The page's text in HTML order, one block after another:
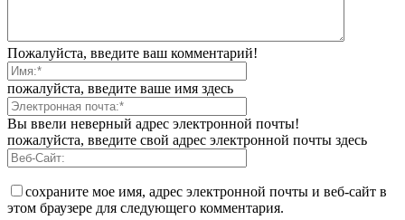
Пожалуйста, введите ваш комментарий!
пожалуйста, введите ваше имя здесь
Вы ввели неверный адрес электронной почты!
пожалуйста, введите свой адрес электронной почты здесь
сохраните мое имя, адрес электронной почты и веб-сайт в
этом браузере для следующего комментария.